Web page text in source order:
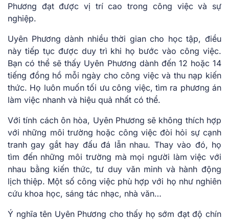
Phương đạt được vị trí cao trong công việc và sự
nghiệp.
Uyên Phương dành nhiều thời gian cho học tập, điều
này tiếp tục được duy trì khi họ bước vào công việc.
Bạn có thể sẽ thấy Uyên Phương dành đến 12 hoặc 14
tiếng đồng hồ mỗi ngày cho công việc và thu nạp kiến
thức. Họ luôn muốn tối ưu công việc, tìm ra phương án
làm việc nhanh và hiệu quả nhất có thể.
Với tính cách ôn hòa, Uyên Phương sẽ không thích hợp
với những môi trường hoặc công việc đòi hỏi sự cạnh
tranh gay gắt hay đấu đá lẫn nhau. Thay vào đó, họ
tìm đến những môi trường mà mọi người làm việc với
nhau bằng kiến thức, tư duy văn minh và hành động
lịch thiệp. Một số công việc phù hợp với họ như nghiên
cứu khoa học, sáng tác nhạc, nhà văn…
Ý nghĩa tên Uyên Phương cho thấy họ sớm đạt độ chín